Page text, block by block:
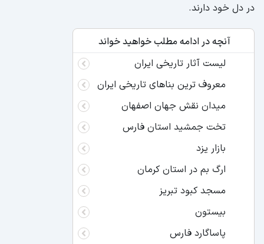
در دل خود دارند.
آنچه در ادامه مطلب خواهید خواند
لیست آثار تاریخی ایران
معروف ترین بناهای تاریخی ایران
میدان نقش جهان اصفهان
تخت جمشید استان فارس
بازار یزد
ارگ بم در استان کرمان
مسجد کبود تبریز
بیستون
پاساگارد فارس